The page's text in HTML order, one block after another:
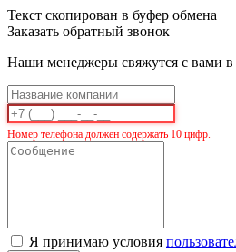
Текст скопирован в буфер обмена
Заказать обратный звонок
Наши менеджеры свяжутся с вами
Номер телефона должен содержать 10 цифр.
Я принимаю условия